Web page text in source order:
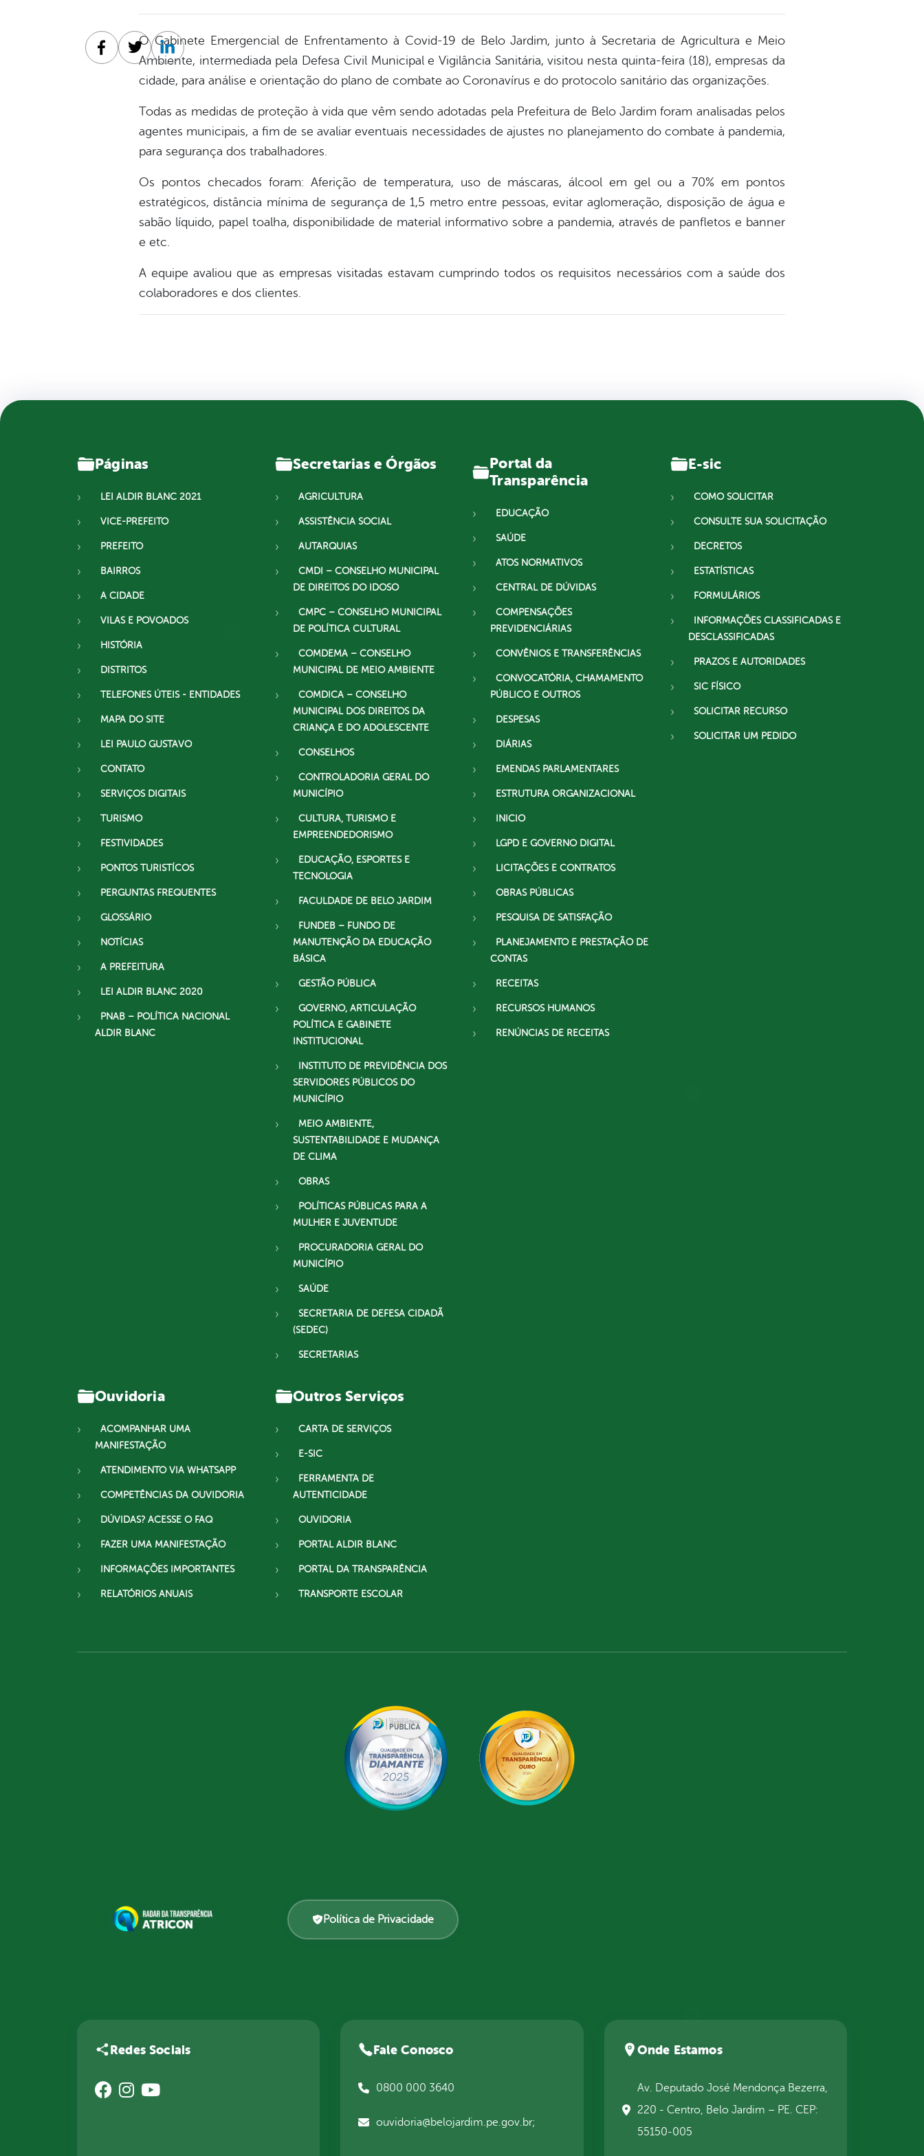
O Gabinete Emergencial de Enfrentamento à Covid-19 de Belo Jardim, junto à Secretaria de Agricultura e Meio
Ambiente, intermediada pela Defesa Civil Municipal e Vigilância Sanitária, visitou nesta quinta-feira (18), empresas da
cidade, para análise e orientação do plano de combate ao Coronavírus e do protocolo sanitário das organizações.
Todas as medidas de proteção à vida que vêm sendo adotadas pela Prefeitura de Belo Jardim foram analisadas pelos
agentes municipais, a fim de se avaliar eventuais necessidades de ajustes no planejamento do combate à pandemia,
para segurança dos trabalhadores.
Os pontos checados foram: Aferição de temperatura, uso de máscaras, álcool em gel ou a 70% em pontos
estratégicos, distância mínima de segurança de 1,5 metro entre pessoas, evitar aglomeração, disposição de água e
sabão líquido, papel toalha, disponibilidade de material informativo sobre a pandemia, através de panfletos e banner
e etc.
A equipe avaliou que as empresas visitadas estavam cumprindo todos os requisitos necessários com a saúde dos
colaboradores e dos clientes.
Facebook
TwitterLinkedin
Páginas
LEI ALDIR BLANC 2021
VICE-PREFEITO
PREFEITO
BAIRROS
A CIDADE
VILAS E POVOADOS
HISTÓRIA
DISTRITOS
TELEFONES ÚTEIS - ENTIDADES
MAPA DO SITE
LEI PAULO GUSTAVO
CONTATO
SERVIÇOS DIGITAIS
TURISMO
FESTIVIDADES
PONTOS TURISTÍCOS
PERGUNTAS FREQUENTES
GLOSSÁRIO
NOTÍCIAS
A PREFEITURA
LEI ALDIR BLANC 2020
PNAB – POLÍTICA NACIONAL
ALDIR BLANC
Secretarias e Órgãos
AGRICULTURA
ASSISTÊNCIA SOCIAL
AUTARQUIAS
CMDI – CONSELHO MUNICIPAL
DE DIREITOS DO IDOSO
CMPC – CONSELHO MUNICIPAL
DE POLÍTICA CULTURAL
COMDEMA – CONSELHO
MUNICIPAL DE MEIO AMBIENTE
COMDICA – CONSELHO
MUNICIPAL DOS DIREITOS DA
CRIANÇA E DO ADOLESCENTE
CONSELHOS
CONTROLADORIA GERAL DO
MUNICÍPIO
CULTURA, TURISMO E
EMPREENDEDORISMO
EDUCAÇÃO, ESPORTES E
TECNOLOGIA
FACULDADE DE BELO JARDIM
FUNDEB – FUNDO DE
MANUTENÇÃO DA EDUCAÇÃO
BÁSICA
GESTÃO PÚBLICA
GOVERNO, ARTICULAÇÃO
POLÍTICA E GABINETE
INSTITUCIONAL
INSTITUTO DE PREVIDÊNCIA DOS
SERVIDORES PÚBLICOS DO
MUNICÍPIO
MEIO AMBIENTE,
SUSTENTABILIDADE E MUDANÇA
DE CLIMA
OBRAS
POLÍTICAS PÚBLICAS PARA A
MULHER E JUVENTUDE
PROCURADORIA GERAL DO
MUNICÍPIO
SAÚDE
SECRETARIA DE DEFESA CIDADÃ
(SEDEC)
SECRETARIAS
Portal da
Transparência
EDUCAÇÃO
SAÚDE
ATOS NORMATIVOS
CENTRAL DE DÚVIDAS
COMPENSAÇÕES
PREVIDENCIÁRIAS
CONVÊNIOS E TRANSFERÊNCIAS
CONVOCATÓRIA, CHAMAMENTO
PÚBLICO E OUTROS
DESPESAS
DIÁRIAS
EMENDAS PARLAMENTARES
ESTRUTURA ORGANIZACIONAL
INICIO
LGPD E GOVERNO DIGITAL
LICITAÇÕES E CONTRATOS
OBRAS PÚBLICAS
PESQUISA DE SATISFAÇÃO
PLANEJAMENTO E PRESTAÇÃO DE
CONTAS
RECEITAS
RECURSOS HUMANOS
RENÚNCIAS DE RECEITAS
E-sic
COMO SOLICITAR
CONSULTE SUA SOLICITAÇÃO
DECRETOS
ESTATÍSTICAS
FORMULÁRIOS
INFORMAÇÕES CLASSIFICADAS E
DESCLASSIFICADAS
PRAZOS E AUTORIDADES
SIC FÍSICO
SOLICITAR RECURSO
SOLICITAR UM PEDIDO
Ouvidoria
ACOMPANHAR UMA
MANIFESTAÇÃO
ATENDIMENTO VIA WHATSAPP
COMPETÊNCIAS DA OUVIDORIA
DÚVIDAS? ACESSE O FAQ
FAZER UMA MANIFESTAÇÃO
INFORMAÇÕES IMPORTANTES
RELATÓRIOS ANUAIS
Outros Serviços
CARTA DE SERVIÇOS
E-SIC
FERRAMENTA DE
AUTENTICIDADE
OUVIDORIA
PORTAL ALDIR BLANC
PORTAL DA TRANSPARÊNCIA
TRANSPORTE ESCOLAR
Política de Privacidade
Redes Sociais Fale Conosco
0800 000 3640
ouvidoria@belojardim.pe.gov.br;
Onde Estamos
Av. Deputado José Mendonça Bezerra,
220 - Centro, Belo Jardim – PE. CEP:
55150-005